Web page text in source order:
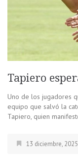
Tapiero
Uno de los jugadores
equipo que salvó la
Tapiero, quien
13 diciembre, 2025